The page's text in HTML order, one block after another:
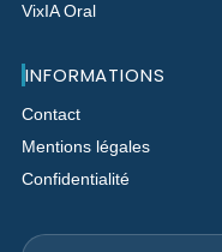
VixIA Oral
INFORMATIONS
Contact
Mentions légales
Confidentialité